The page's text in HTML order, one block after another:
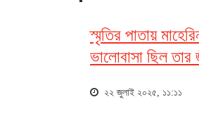
স্মৃতির পাতায়
ভালোবাসা ছিল
২২ জুলাই ২০২৫, ১১:১১